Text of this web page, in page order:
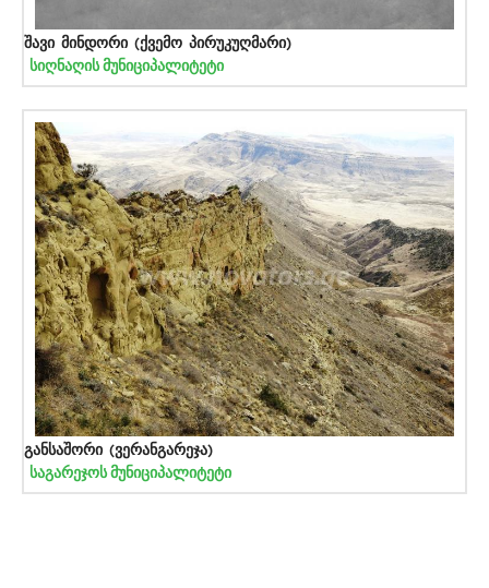
შავი მინდორი (ქვემო პირუკუღმარი)
სიღნაღის მუნიციპალიტეტი
განსაშორი (ვერანგარეჯა)
საგარეჯოს მუნიციპალიტეტი